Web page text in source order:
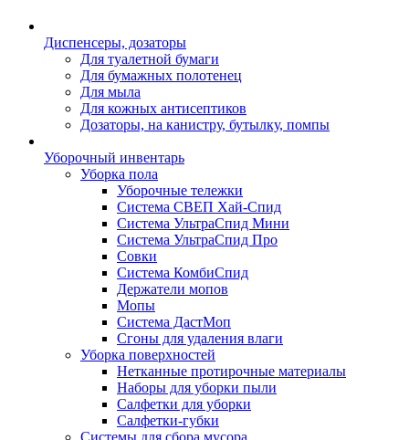
Диспенсеры, дозаторы
Для туалетной бумаги
Для бумажных полотенец
Для мыла
Для кожных антисептиков
Дозаторы, на канистру, бутылку, помпы
Уборочный инвентарь
Уборка пола
Уборочные тележки
Система СВЕП Хай-Спид
Система УльтраСпид Мини
Система УльтраСпид Про
Совки
Система КомбиСпид
Держатели мопов
Мопы
Система ДастМоп
Сгоны для удаления влаги
Уборка поверхностей
Нетканные протирочные материалы
Наборы для уборки пыли
Салфетки для уборки
Салфетки-губки
Системы для сбора мусора